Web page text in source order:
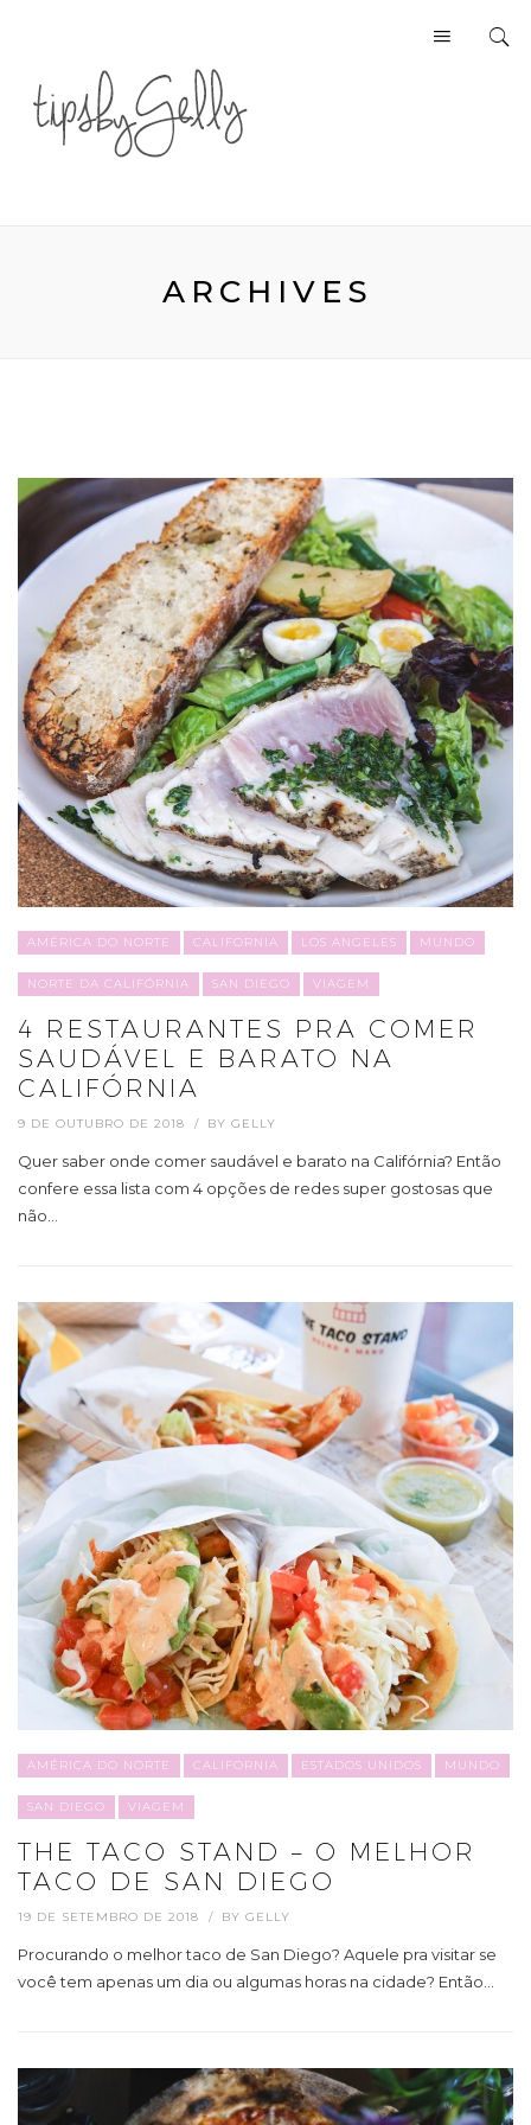
ARCHIVES
AMÉRICA DO NORTE CALIFORNIA LOS ANGELES MUNDO
NORTE DA CALIFÓRNIA SAN DIEGO VIAGEM
4 RESTAURANTES PRA COMER
SAUDÁVEL E BARATO NA
CALIFÓRNIA
9 DE OUTUBRO DE 2018 BY GELLY
Quer saber onde comer saudável e barato na Califórnia? Então
confere essa lista com 4 opções de redes super gostosas que
não…
AMÉRICA DO NORTE CALIFORNIA ESTADOS UNIDOS MUNDO
SAN DIEGO VIAGEM
THE TACO STAND – O MELHOR
TACO DE SAN DIEGO
19 DE SETEMBRO DE 2018 BY GELLY
Procurando o melhor taco de San Diego? Aquele pra visitar se
você tem apenas um dia ou algumas horas na cidade? Então…